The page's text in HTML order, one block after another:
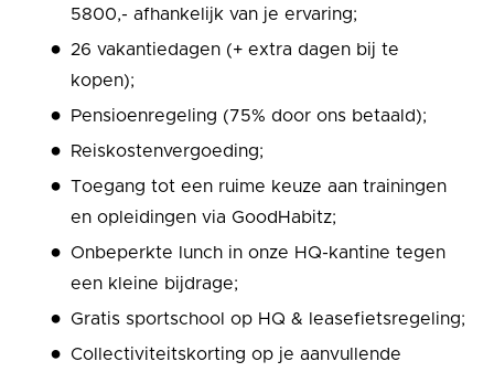
5800,- afhankelijk van je ervaring;
26 vakantiedagen (+ extra dagen bij te
kopen);
Pensioenregeling (75% door ons betaald);
Reiskostenvergoeding;
Toegang tot een ruime keuze aan trainingen
en opleidingen via GoodHabitz;
Onbeperkte lunch in onze HQ-kantine tegen
een kleine bijdrage;
Gratis sportschool op HQ & leasefietsregeling;
Collectiviteitskorting op je aanvullende